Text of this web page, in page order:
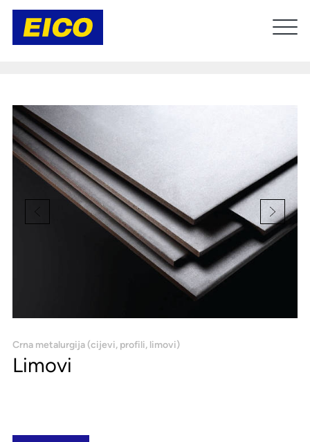
Crna metalurgija (cijevi, profili, limovi)
Limovi